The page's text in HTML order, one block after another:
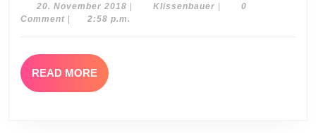
20. November 2018 20.
November
KlissenbauerKlissenbauer
0
Comment
2:58 p.m.
READ MORE READ
MORE